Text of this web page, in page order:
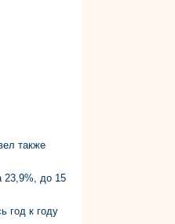
также
23,9%, до 15
год к году